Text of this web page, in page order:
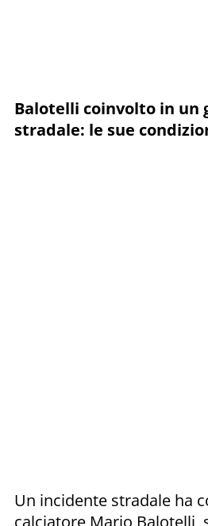
Balotelli coinvolto in un
stradale: le sue
Un incidente stradale ha
calciatore Mario Balotelli,